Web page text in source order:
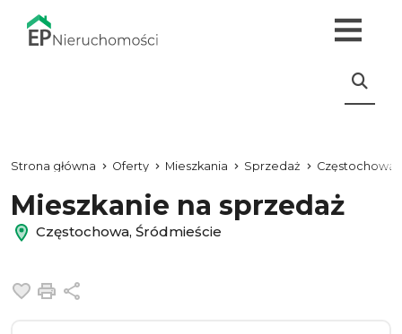
Strona główna Oferty Mieszkania Sprzedaż Częstochowa
Mieszkanie na sprzedaż
Częstochowa, Śródmieście
Dodaj do ulubionych
Drukuj